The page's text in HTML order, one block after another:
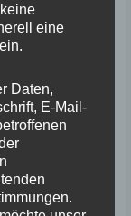
Lauf der Donau,
und fahren ab
bis Gabcikova.
die Donau, um
kürzen dann
so nach rund
Aquincum.
einen direkten Blick
Wiking Yacht Club.
ziemlich müde sind,
Bierchen“
eine
Daten,
E-Mail-